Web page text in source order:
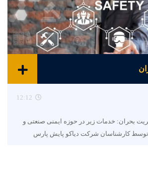
12:12
بحران: خدمات زیر در حوزه ایمنی صنعتی و
کارشناسان شرکت دیاکو پایش پارس